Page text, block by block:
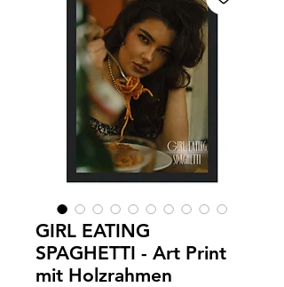
GIRL EATING
SPAGHETTI - Art Print
mit Holzrahmen